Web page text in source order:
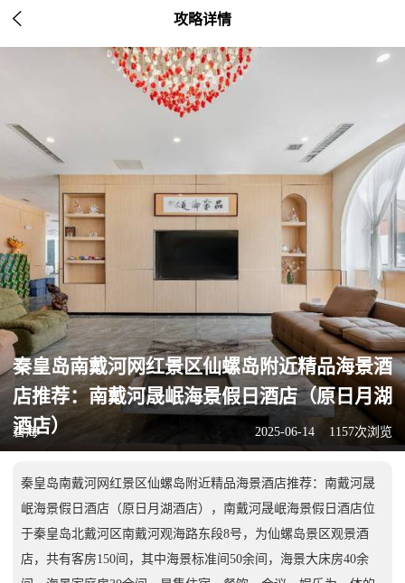
 攻略详情
秦皇岛南戴河网红景区仙螺岛附近精品海景酒
店推荐：南戴河晟岷海景假日酒店（原日月湖
酒店）
碧海 2025-06-14 1157次浏览
秦皇岛南戴河网红景区仙螺岛附近精品海景酒店推荐：南戴河晟
岷海景假日酒店（原日月湖酒店），南戴河晟岷海景假日酒店位
于秦皇岛北戴河区南戴河观海路东段8号，为仙螺岛景区观景酒
店，共有客房150间，其中海景标准间50余间，海景大床房40余